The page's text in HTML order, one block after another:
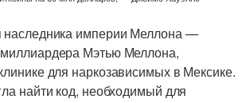
наследника империи Меллона —
миллиардера Мэтью Меллона,
для наркозависимых в Мексике.
найти код, необходимый для